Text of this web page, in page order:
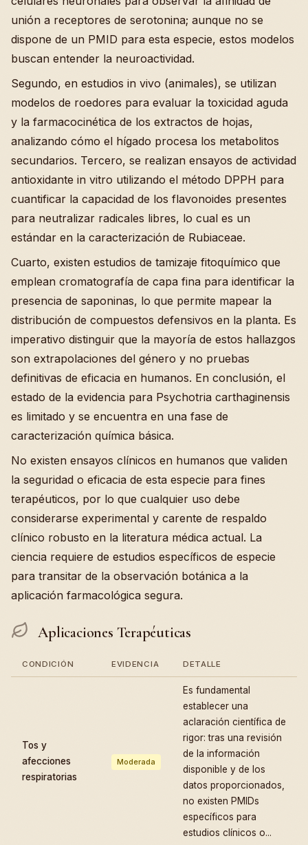
unión a receptores de serotonina; aunque no se
dispone de un PMID para esta especie, estos modelos
buscan entender la neuroactividad.
Segundo, en estudios in vivo (animales), se utilizan
modelos de roedores para evaluar la toxicidad aguda
y la farmacocinética de los extractos de hojas,
analizando cómo el hígado procesa los metabolitos
secundarios. Tercero, se realizan ensayos de actividad
antioxidante in vitro utilizando el método DPPH para
cuantificar la capacidad de los flavonoides presentes
para neutralizar radicales libres, lo cual es un
estándar en la caracterización de Rubiaceae.
Cuarto, existen estudios de tamizaje fitoquímico que
emplean cromatografía de capa fina para identificar la
presencia de saponinas, lo que permite mapear la
distribución de compuestos defensivos en la planta. Es
imperativo distinguir que la mayoría de estos hallazgos
son extrapolaciones del género y no pruebas
definitivas de eficacia en humanos. En conclusión, el
estado de la evidencia para Psychotria carthaginensis
es limitado y se encuentra en una fase de
caracterización química básica.
No existen ensayos clínicos en humanos que validen
la seguridad o eficacia de esta especie para fines
terapéuticos, por lo que cualquier uso debe
considerarse experimental y carente de respaldo
clínico robusto en la literatura médica actual. La
ciencia requiere de estudios específicos de especie
para transitar de la observación botánica a la
aplicación farmacológica segura.
Aplicaciones Terapéuticas
CONDICIÓN EVIDENCIA DETALLE
Tos y
afecciones
respiratorias
Moderada
Es fundamental
establecer una
aclaración científica de
rigor: tras una revisión
de la información
disponible y de los
datos proporcionados,
no existen PMIDs
específicos para
estudios clínicos o...